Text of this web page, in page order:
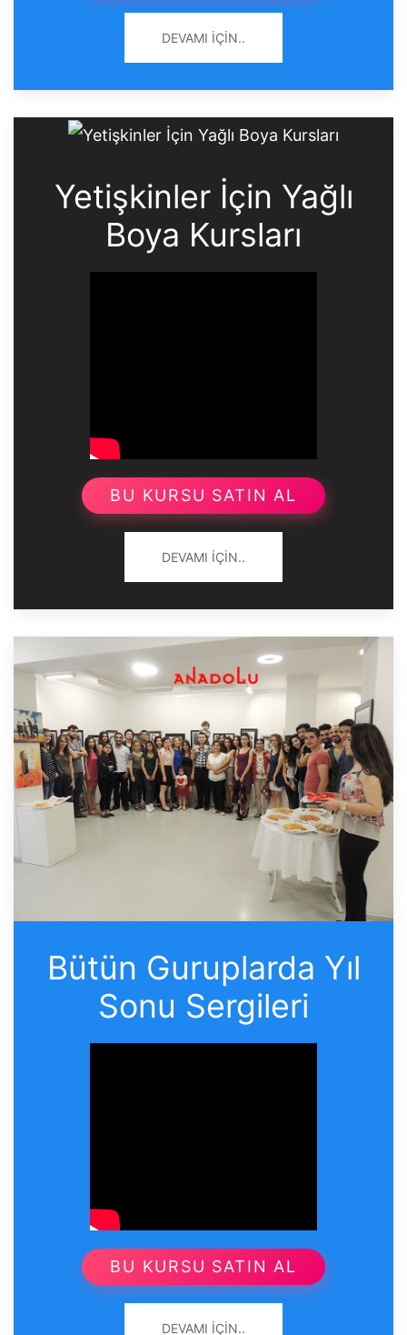
DEVAMI İÇIN..
Yetişkinler İçin Yağlı
Boya Kursları
BU KURSU SATIN AL
DEVAMI İÇIN..
Bütün Guruplarda Yıl
Sonu Sergileri
BU KURSU SATIN AL
DEVAMI İÇIN..